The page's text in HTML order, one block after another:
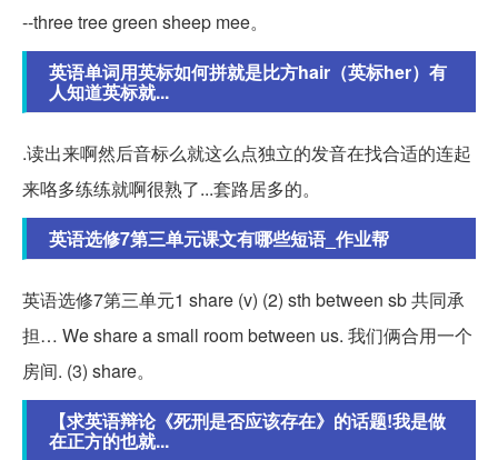
--three tree green sheep mee。
英语单词用英标如何拼就是比方hair（英标her）有
人知道英标就...
.读出来啊然后音标么就这么点独立的发音在找合适的连起
来咯多练练就啊很熟了...套路居多的。
英语选修7第三单元课文有哪些短语_作业帮
英语选修7第三单元1 share (v) (2) sth between sb 共同承
担… We share a small room between us. 我们俩合用一个
房间. (3) share。
【求英语辩论《死刑是否应该存在》的话题!我是做
在正方的也就...